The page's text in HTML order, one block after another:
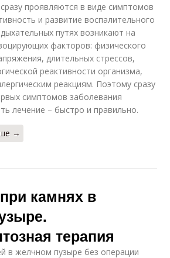
проявляются в виде симптомов
и развитие воспалительного
путях возникают на
факторов: физического
длительных стрессов,
реактивности организма,
реакциям. Поэтому сразу
симптомов заболевания
лечение – быстро и правильно.
→
камнях в
терапия
в желчном пузыре без операции